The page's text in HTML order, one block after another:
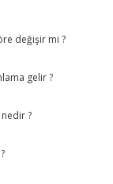
değişir mi ?
gelir ?
?